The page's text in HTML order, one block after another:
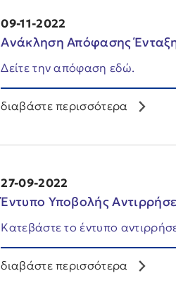
09-11-2022
Ανάκληση Απόφασης
Δείτε την απόφαση εδώ.
διαβάστε περισσότερα
27-09-2022
Έντυπο Υποβολής
Κατεβάστε το έντυπο
διαβάστε περισσότερα